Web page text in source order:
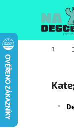
Domů
š
í
k
Zpět
do
Zpět
do